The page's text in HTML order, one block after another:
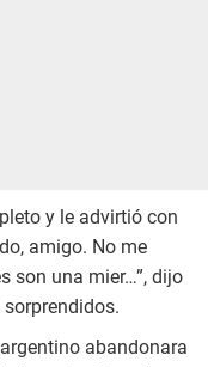
y le advirtió con
amigo. No me
son una mier…”, dijo
abandonara